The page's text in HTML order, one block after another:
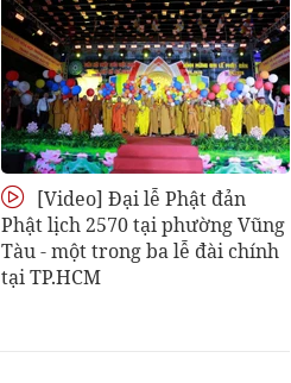
[Video] Đại lễ Phật đản
Phật lịch 2570 tại phường Vũng
Tàu - một trong ba lễ đài chính
tại TP.HCM